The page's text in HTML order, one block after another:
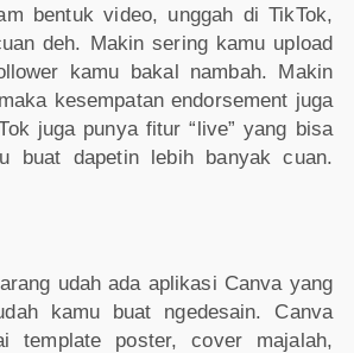
bentuk video, unggah di TikTok,
deh. Makin sering kamu upload
kamu bakal nambah. Makin
kesempatan endorsement juga
juga punya fitur “live” yang bisa
buat dapetin lebih banyak cuan.
udah ada aplikasi Canva yang
kamu buat ngedesain. Canva
template poster, cover majalah,